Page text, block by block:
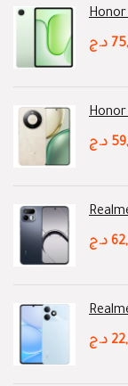
Honor
د.ج
Honor
د.ج
د.ج
د.ج